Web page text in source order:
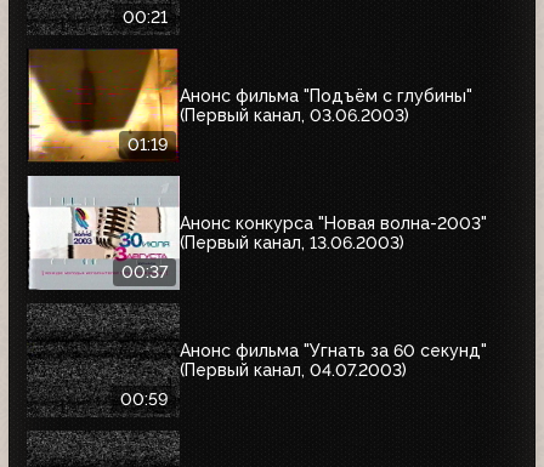
00:21
01:19
Анонс фильма "Подъём с глубины"
(Первый канал, 03.06.2003)
00:37
Анонс конкурса "Новая волна-2003"
(Первый канал, 13.06.2003)
00:59
Анонс фильма "Угнать за 60 секунд"
(Первый канал, 04.07.2003)